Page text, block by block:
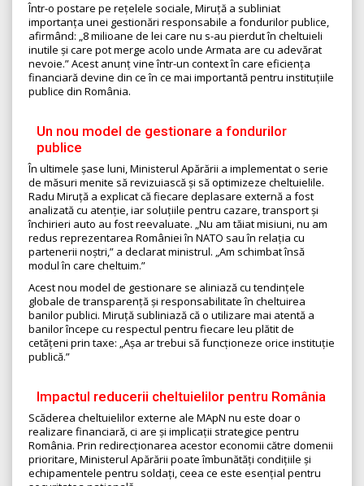
Într-o postare pe rețelele sociale, Miruță a subliniat
importanța unei gestionări responsabile a fondurilor publice,
afirmând: „8 milioane de lei care nu s-au pierdut în cheltuieli
inutile și care pot merge acolo unde Armata are cu adevărat
nevoie.” Acest anunț vine într-un context în care eficiența
financiară devine din ce în ce mai importantă pentru instituțiile
publice din România.
Un nou model de gestionare a fondurilor
publice
În ultimele șase luni, Ministerul Apărării a implementat o serie
de măsuri menite să revizuiască și să optimizeze cheltuielile.
Radu Miruță a explicat că fiecare deplasare externă a fost
analizată cu atenție, iar soluțiile pentru cazare, transport și
închirieri auto au fost reevaluate. „Nu am tăiat misiuni, nu am
redus reprezentarea României în NATO sau în relația cu
partenerii noștri,” a declarat ministrul. „Am schimbat însă
modul în care cheltuim.”
Acest nou model de gestionare se aliniază cu tendințele
globale de transparență și responsabilitate în cheltuirea
banilor publici. Miruță subliniază că o utilizare mai atentă a
banilor începe cu respectul pentru fiecare leu plătit de
cetățeni prin taxe: „Așa ar trebui să funcționeze orice instituție
publică.”
Impactul reducerii cheltuielilor pentru România
Scăderea cheltuielilor externe ale MApN nu este doar o
realizare financiară, ci are și implicații strategice pentru
România. Prin redirecționarea acestor economii către domenii
prioritare, Ministerul Apărării poate îmbunătăți condițiile și
echipamentele pentru soldați, ceea ce este esențial pentru